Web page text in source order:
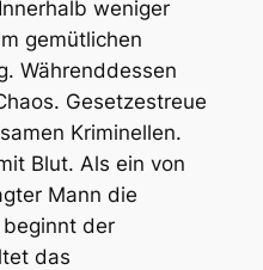
weniger
gemütlichen
Währenddessen
Gesetzestreue
Kriminellen.
Blut. Als ein von
Mann die
der
das